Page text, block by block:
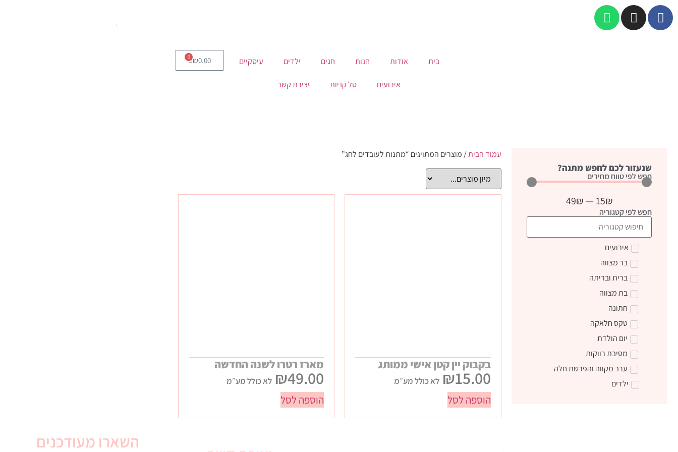
בית אודות חנות חגים ילדים עיסקיים
אירועים סל קניות יצירת קשר
₪0.00
0
שנעזור לכם לחפש מתנה?
חפש לפי טווח מחירים
15₪
—
49₪
חפש לפי קטגוריה
אירועים
בר מצווה
ברית ובריתה
בת מצווה
חתונה
טקס חלאקה
יום הולדת
מסיבת רווקות
ערב מקווה והפרשת חלה
ילדים
עמוד הבית/ מוצרים המתויגים “מתנות לעובדים לחג”
בקבוק יין קטן אישי ממותג
₪15.00 לא כולל מע״מ
הוספה לסל
מארז רטרו לשנה החדשה
₪49.00 לא כולל מע״מ
הוספה לסל
השארו מעודכנים